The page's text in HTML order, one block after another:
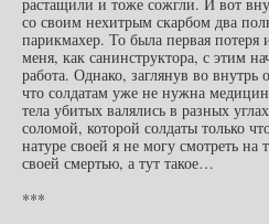
со своим нехитрым скарбом два
парикмахер. То была первая потеря
меня, как санинструктора, с этим
работа. Однако, заглянув во внутрь
что солдатам уже не нужна
тела убитых валялись в разных
соломой, которой солдаты только
натуре своей я не могу смотреть
своей смертью, а тут такое…
***